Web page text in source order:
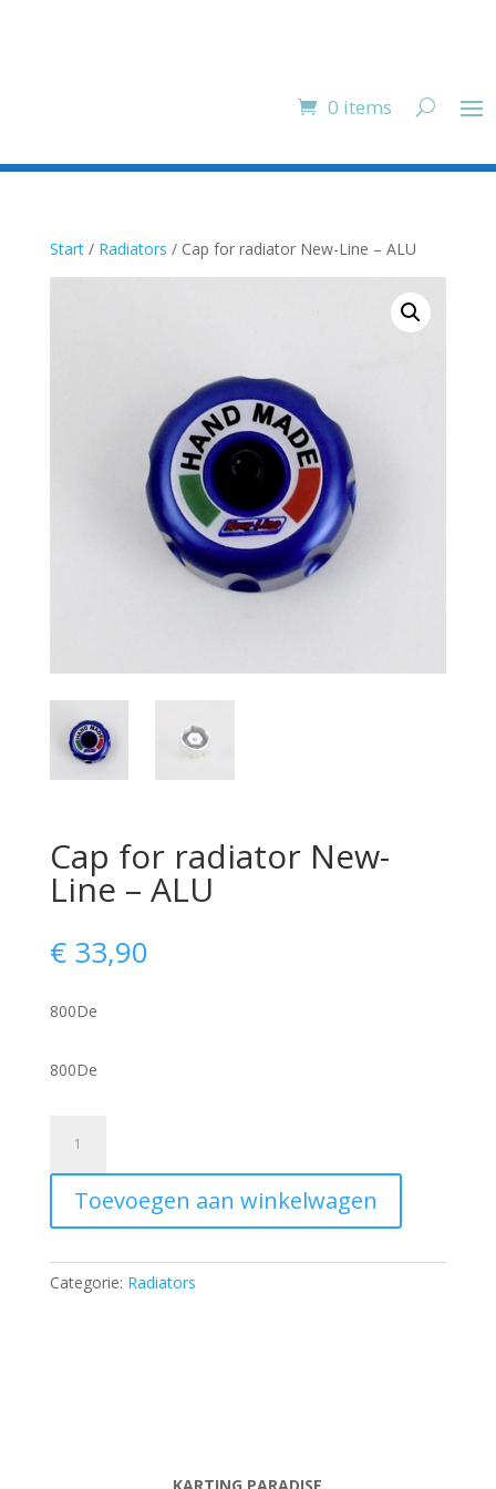
0 items
Start/ Radiators / Cap for radiator New-Line – ALU
Cap for radiator New-
Line – ALU
€33,90
800De
800De
radiator
Line
ALU
Toevoegen aan winkelwagen
Categorie: Radiators